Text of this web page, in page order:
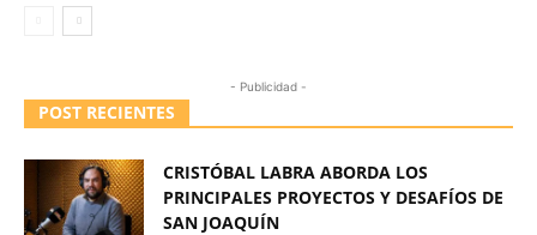
- Publicidad -
POST RECIENTES
CRISTÓBAL LABRA ABORDA LOS
PRINCIPALES PROYECTOS Y DESAFÍOS DE
SAN JOAQUÍN